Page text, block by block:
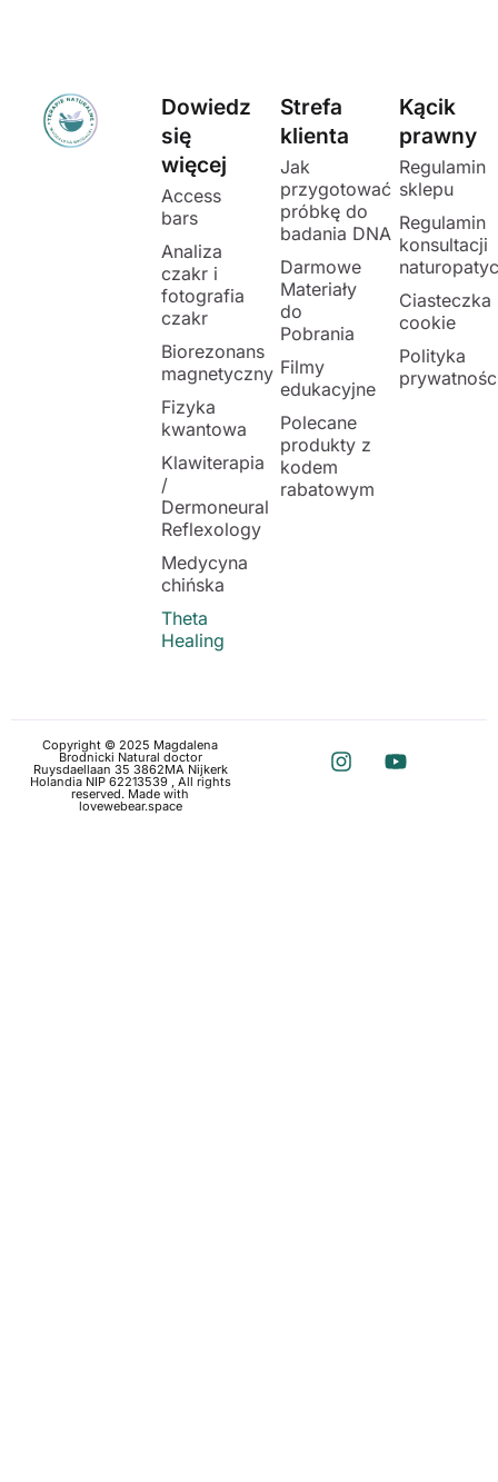
Dowiedz
się
więcej
Access
bars
Analiza
czakr i
fotografia
czakr
Biorezonans
magnetyczny
Fizyka
kwantowa
Klawiterapia
/
Dermoneural
Reflexology
Medycyna
chińska
Theta
Healing
Strefa
klienta
Jak
przygotować
próbkę do
badania DNA
Darmowe
Materiały
do
Pobrania
Filmy
edukacyjne
Polecane
produkty z
kodem
rabatowym
Kącik
prawny
Regulamin
sklepu
Regulamin
konsultacji
Ciasteczka
cookie
Polityka
Copyright © 2025 Magdalena
Brodnicki Natural doctor
Ruysdaellaan 35 3862MA Nijkerk
Holandia NIP 62213539 , All rights
reserved. Made with
lovewebear.space